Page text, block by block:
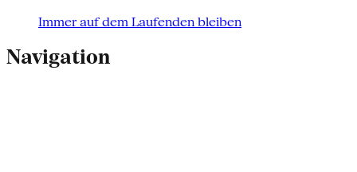
Immer auf dem Laufenden bleiben
Navigation